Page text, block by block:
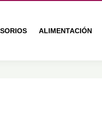
ALIMENTACIÓN